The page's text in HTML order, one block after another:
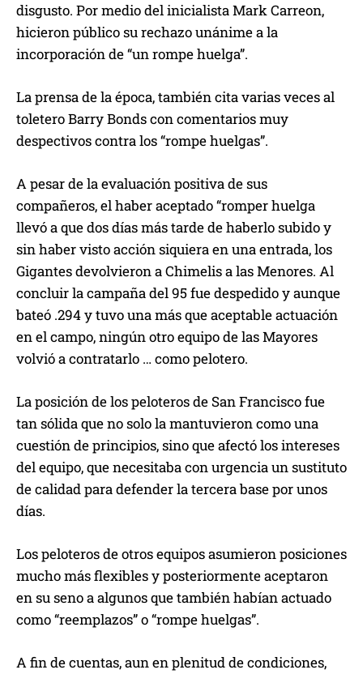
disgusto. Por medio del inicialista Mark Carreon,
hicieron público su rechazo unánime a la
incorporación de “un rompe huelga”.
La prensa de la época, también cita varias veces al
toletero Barry Bonds con comentarios muy
despectivos contra los “rompe huelgas”.
A pesar de la evaluación positiva de sus
compañeros, el haber aceptado “romper huelga
llevó a que dos días más tarde de haberlo subido y
sin haber visto acción siquiera en una entrada, los
Gigantes devolvieron a Chimelis a las Menores. Al
concluir la campaña del 95 fue despedido y aunque
bateó .294 y tuvo una más que aceptable actuación
en el campo, ningún otro equipo de las Mayores
volvió a contratarlo … como pelotero.
La posición de los peloteros de San Francisco fue
tan sólida que no solo la mantuvieron como una
cuestión de principios, sino que afectó los intereses
del equipo, que necesitaba con urgencia un sustituto
de calidad para defender la tercera base por unos
días.
Los peloteros de otros equipos asumieron posiciones
mucho más flexibles y posteriormente aceptaron
en su seno a algunos que también habían actuado
como “reemplazos” o “rompe huelgas”.
A fin de cuentas, aun en plenitud de condiciones,